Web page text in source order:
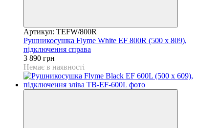
Артикул: TEFW/800R
Рушникосушка Flyme White EF 800R (500 х 809),
підключення справа
3 890 грн
Немає в наявності